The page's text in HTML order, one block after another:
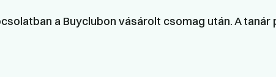
a Buyclubon vásárolt csomag után. A